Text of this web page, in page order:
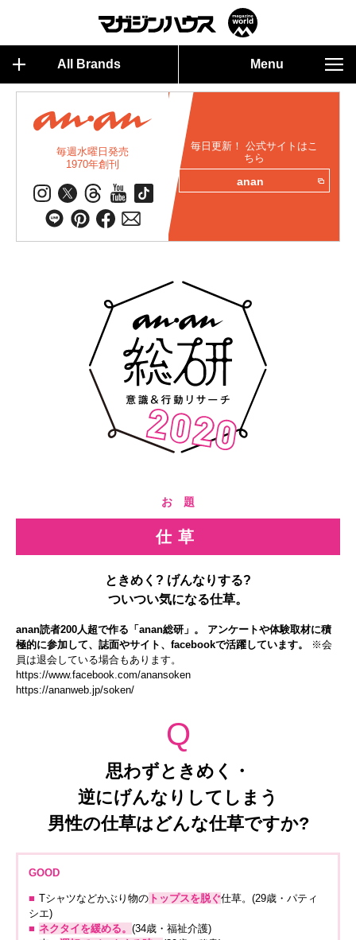
All Brands Menu
毎週水曜日発売
1970年創刊
毎日更新！ 公式サイトはこ
ちら
anan
お 題
仕草
ときめく? げんなりする?
ついつい気になる仕草。
anan読者200人超で作る「anan総研」。 アンケートや体験取材に積
極的に参加して、誌面やサイト、facebookで活躍しています。
※会
員は退会している場合もあります。
https://www.facebook.com/anansoken
https://ananweb.jp/soken/
Q
思わずときめく・
逆にげんなりしてしまう
男性の仕草はどんな仕草ですか?
GOOD
■ Tシャツなどかぶり物の トップスを脱ぐ仕草。(29歳・パティ
シエ)
■ ネクタイを緩める。 (34歳・福祉介護)